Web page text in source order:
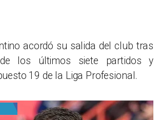
acordó su salida del club tras
los últimos siete partidos y
19 de la Liga Profesional.